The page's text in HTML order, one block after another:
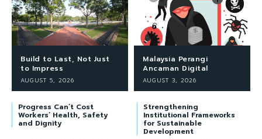
Build to Last, Not Just
to Impress
AUGUST 5, 2026
Malaysia Perangi
Ancaman Digital
AUGUST 3, 2026
Progress Can’t Cost
Workers’ Health, Safety
and Dignity
Strengthening
Institutional Frameworks
for Sustainable
Development